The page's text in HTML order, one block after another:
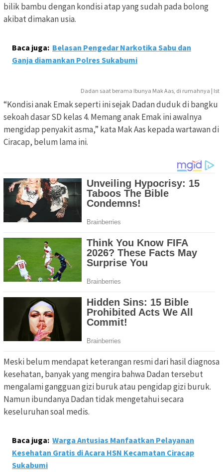
bilik bambu dengan kondisi atap yang sudah pada bolong
akibat dimakan usia.
Baca juga: Belasan Pengedar Narkotika Sabu dan
Ganja diamankan Polres Sukabumi
Dadan saat berama Ibunya Mak Aas, di rumahnya | Ist
“Kondisi anak Emak seperti ini sejak Dadan duduk di bangku
sekoah dasar SD kelas 4. Memang anak Emak ini awalnya
mengidap penyakit asma,” kata Mak Aas kepada wartawan di
Ciracap, belum lama ini.
Meski belum mendapat keterangan resmi dari hasil diagnosa
kesehatan, banyak yang mengira bahwa Dadan tersebut
mengalami gangguan gizi buruk atau pengidap gizi buruk.
Namun ibundanya Dadan tidak mengetahui secara
keseluruhan soal medis.
Baca juga: Warga Antusias Manfaatkan Pelayanan
Kesehatan Gratis di Acara HSN Kecamatan Ciracap
Sukabumi